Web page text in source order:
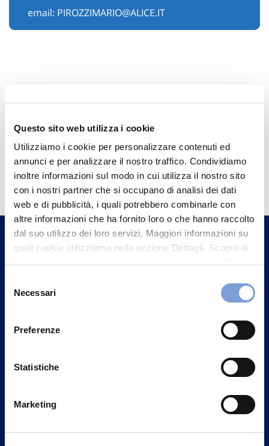
Questo sito web utilizza i cookie
Utilizziamo i cookie per personalizzare contenuti ed
annunci e per analizzare il nostro traffico. Condividiamo
inoltre informazioni sul modo in cui utilizza il nostro sito
con i nostri partner che si occupano di analisi dei dati
web e di pubblicità, i quali potrebbero combinarle con
altre informazioni che ha fornito loro o che hanno raccolto
dal suo utilizzo dei loro servizi. Maggiori informazioni su
quali cookie utilizziamo nella sezione Dettagli. Scopra di
può trovare nel footer del sito nella sezione "Informativa
delNecessari
Preferenze
Statistiche
Marketing
email: PIROZZIMARIO@ALICE.IT
Hai bisogno di
informazioni?
Trova l'Agenzia più vicina a te e parla con
un nostro Agente.